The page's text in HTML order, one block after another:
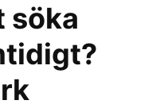
söka